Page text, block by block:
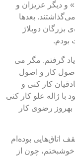
دیگر عزیزان و
بعدها
بزرگان دوبلاژ
بودم.
گرفتم. مگر می
اصول کار و اصول
کار کنی و
با ژاله علو کار کنی
بهروز رضوی کار
اتاق‌هایی بوده‌ام
چون از